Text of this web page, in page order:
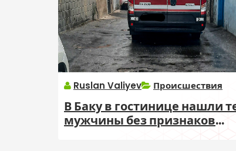
Ruslan Valiyev Происшествия
В Баку в гостинице нашли
мужчины без признаков